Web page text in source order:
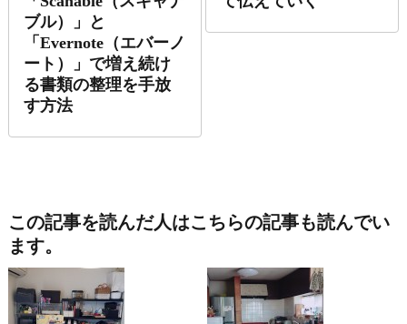
ブル）」と
「Evernote（エバーノ
ート）」で増え続け
る書類の整理を手放
す方法
この記事を読んだ人はこちらの記事も読んでい
ます。